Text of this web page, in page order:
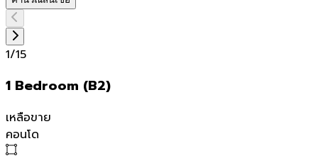
1/15
1 Bedroom (B2)
เหลือขาย
คอนโด